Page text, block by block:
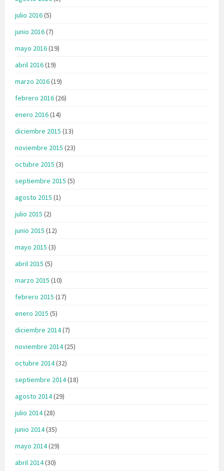
julio 2016(5)
junio 2016(7)
mayo 2016(19)
abril 2016(19)
marzo 2016(19)
febrero 2016(26)
enero 2016(14)
diciembre 2015 (13)
noviembre 2015 (23)
octubre 2015 (3)
septiembre 2015 (5)
agosto 2015 (1)
julio 2015 (2)
junio 2015 (12)
mayo 2015 (3)
abril 2015 (5)
marzo 2015 (10)
febrero 2015 (17)
enero 2015 (5)
diciembre 2014(7)
noviembre 2014(25)
octubre 2014(32)
septiembre 2014(18)
agosto 2014(29)
julio 2014(28)
junio 2014(35)
mayo 2014(29)
abril 2014(30)